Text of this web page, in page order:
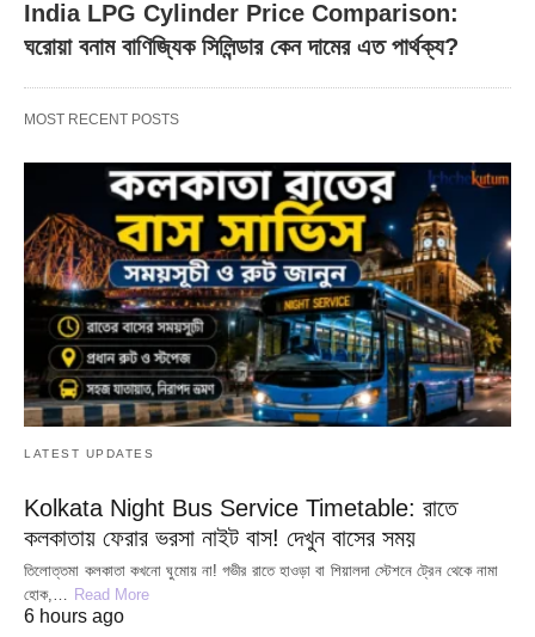
India LPG Cylinder Price Comparison:
ঘরোয়া বনাম বাণিজ্যিক সিলিন্ডার কেন দামের এত পার্থক্য?
MOST RECENT POSTS
LATEST UPDATES
Kolkata Night Bus Service Timetable: রাতে
কলকাতায় ফেরার ভরসা নাইট বাস! দেখুন বাসের সময়
তিলোত্তমা কলকাতা কখনো ঘুমোয় না! গভীর রাতে হাওড়া বা শিয়ালদা স্টেশনে ট্রেন থেকে নামা
হোক,… Read More
6 hours ago